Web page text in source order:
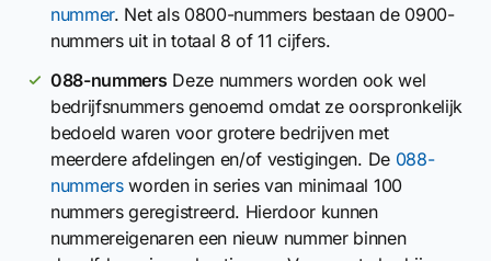
nummer. Net als 0800-nummers bestaan de 0900-
nummers uit in totaal 8 of 11 cijfers.
088-nummers Deze nummers worden ook wel
bedrijfsnummers genoemd omdat ze oorspronkelijk
bedoeld waren voor grotere bedrijven met
meerdere afdelingen en/of vestigingen. De 088-
nummersworden in series van minimaal 100
nummers geregistreerd. Hierdoor kunnen
nummereigenaren een nieuw nummer binnen